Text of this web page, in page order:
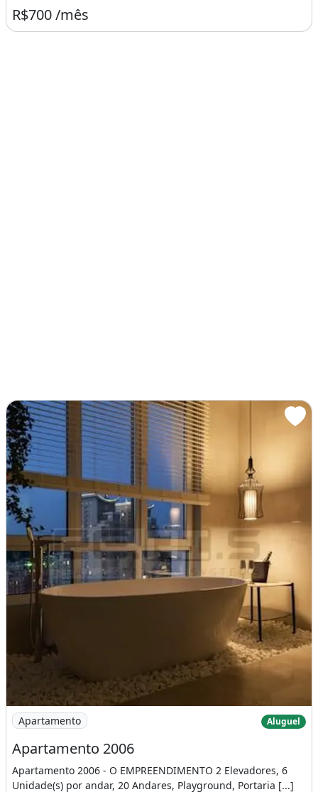
R$700 /mês
Imagem: Apartamento 2006
Apartamento Aluguel
Apartamento 2006
Apartamento 2006 - O EMPREENDIMENTO 2 Elevadores, 6
Unidade(s) por andar, 20 Andares, Playground, Portaria [...]